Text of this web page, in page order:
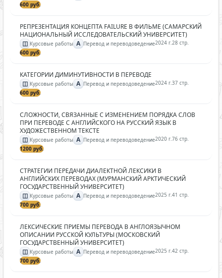
600 руб.
РЕПРЕЗЕНТАЦИЯ КОНЦЕПТА FAILURE В ФИЛЬМЕ (САМАРСКИЙ
НАЦИОНАЛЬНЫЙ ИССЛЕДОВАТЕЛЬСКИЙ УНИВЕРСИТЕТ)
◫ Курсовые работы A Перевод и переводоведение2024 г.28 стр.
600 руб.
КАТЕГОРИИ ДИМИНУТИВНОСТИ В ПЕРЕВОДЕ
◫ Курсовые работы A Перевод и переводоведение2024 г.37 стр.
600 руб.
СЛОЖНОСТИ, СВЯЗАННЫЕ С ИЗМЕНЕНИЕМ ПОРЯДКА СЛОВ
ПРИ ПЕРЕВОДЕ С АНГЛИЙСКОГО НА РУССКИЙ ЯЗЫК В
ХУДОЖЕСТВЕННОМ ТЕКСТЕ
◫ Курсовые работы A Перевод и переводоведение2020 г.76 стр.
1200 руб.
СТРАТЕГИИ ПЕРЕДАЧИ ДИАЛЕКТНОЙ ЛЕКСИКИ В
АНГЛИЙСКИХ ПЕРЕВОДАХ (МУРМАНСКИЙ АРКТИЧЕСКИЙ
ГОСУДАРСТВЕННЫЙ УНИВЕРСИТЕТ)
◫ Курсовые работы A Перевод и переводоведение2025 г.41 стр.
700 руб.
ЛЕКСИЧЕСКИЕ ПРИЕМЫ ПЕРЕВОДА В АНГЛОЯЗЫЧНОМ
ОПИСАНИИ РУССКОЙ КУЛЬТУРЫ (МОСКОВСКИЙ
ГОСУДАРСТВЕННЫЙ УНИВЕРСИТЕТ)
◫ Курсовые работы A Перевод и переводоведение2025 г.42 стр.
700 руб.